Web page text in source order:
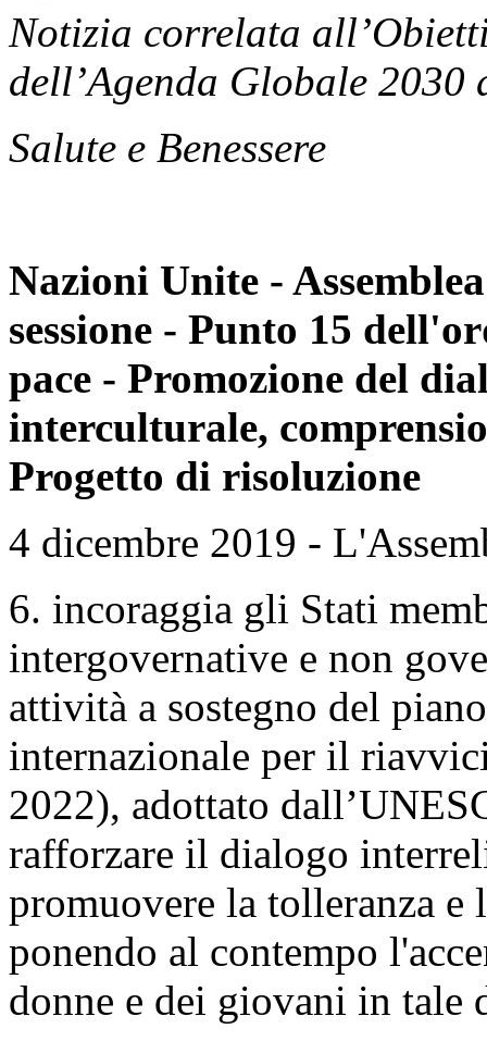
Notizia correlata
dell’Agenda Globale
Salute e Benessere
Nazioni Unite -
sessione - Punto 15
pace - Promozione del
interculturale,
Progetto di risoluzione
4 dicembre 2019 -
6. incoraggia gli Stati
intergovernative e non
attività a sostegno del
internazionale per il
2022), adottato
rafforzare il dialogo
promuovere la tolleranza e
ponendo al contempo
donne e dei giovani in tale